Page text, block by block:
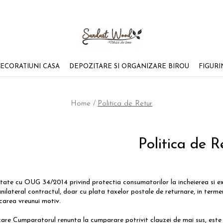
CASA DEPOZITARE SI ORGANIZARE BIROU
Home / Politica de Retur
Politica de
cu OUG 34/2014 privind protectia consumatorilor la incheierea si
contractul, doar cu plata taxelor postale de returnare, in
vreunui motiv.
Cumparatorul renunta la cumparare potrivit clauzei de mai sus,